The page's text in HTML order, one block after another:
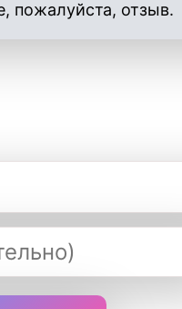
пожалуйста, отзыв.